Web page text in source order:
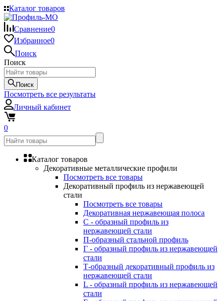
Каталог товаров
Сравнение0
Избранное0
Поиск
Поиск
Поиск
Посмотреть все результаты
Личный кабинет
0
Каталог товаров
Декоративные металлические профили
Посмотреть все товары
Декоративный профиль из нержавеющей
стали
Посмотреть все товары
Декоративная нержавеющая полоса
С - образный профиль из
нержавеющей стали
П-образный стальной профиль
Г - образный профиль из нержавеющей
стали
Т-образный декоративный профиль из
нержавеющей стали
L - образный профиль из нержавеющей
стали